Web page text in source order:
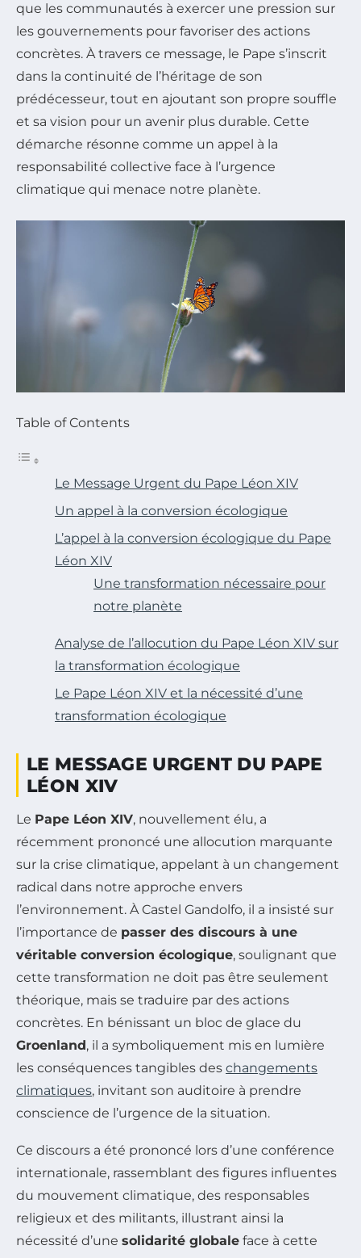
que les communautés à exercer une pression sur
les gouvernements pour favoriser des actions
concrètes. À travers ce message, le Pape s’inscrit
dans la continuité de l’héritage de son
prédécesseur, tout en ajoutant son propre souffle
et sa vision pour un avenir plus durable. Cette
démarche résonne comme un appel à la
responsabilité collective face à l’urgence
climatique qui menace notre planète.
Table of Contents
Le Message Urgent du Pape Léon XIV
Un appel à la conversion écologique
L’appel à la conversion écologique du Pape
Léon XIV
Une transformation nécessaire pour
notre planète
Analyse de l’allocution du Pape Léon XIV sur
la transformation écologique
Le Pape Léon XIV et la nécessité d’une
transformation écologique
LE MESSAGE URGENT DU PAPE
LÉON XIV
Le Pape Léon XIV, nouvellement élu, a
récemment prononcé une allocution marquante
sur la crise climatique, appelant à un changement
radical dans notre approche envers
l’environnement. À Castel Gandolfo, il a insisté sur
l’importance de passer des discours à une
véritable conversion écologique, soulignant que
cette transformation ne doit pas être seulement
théorique, mais se traduire par des actions
concrètes. En bénissant un bloc de glace du
Groenland , il a symboliquement mis en lumière
les conséquences tangibles des changements
climatiques, invitant son auditoire à prendre
conscience de l’urgence de la situation.
Ce discours a été prononcé lors d’une conférence
internationale, rassemblant des figures influentes
du mouvement climatique, des responsables
religieux et des militants, illustrant ainsi la
nécessité d’une solidarité globale face à cette